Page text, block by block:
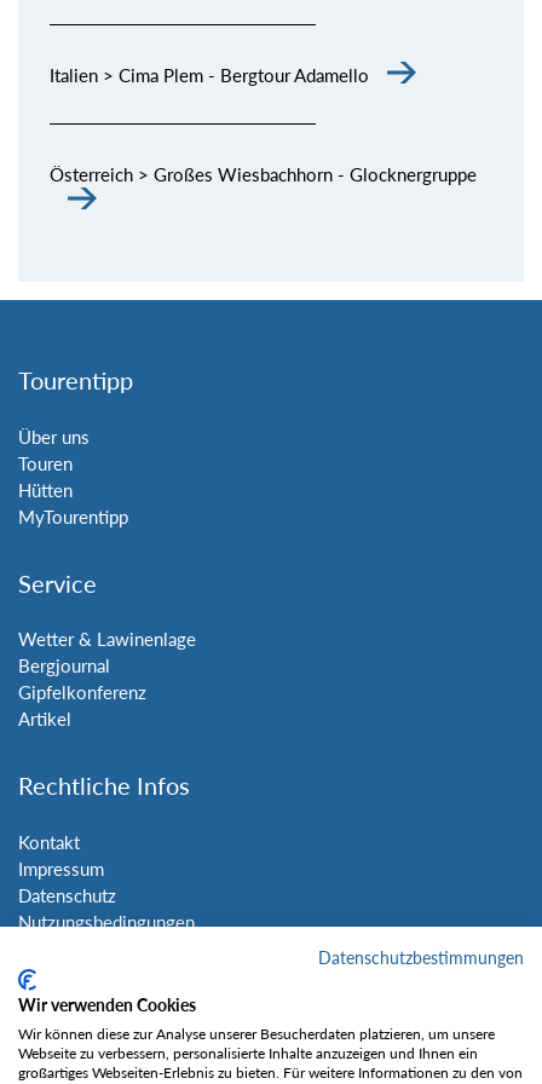
Italien > Cima Plem - Bergtour Adamello
Österreich > Großes Wiesbachhorn - Glocknergruppe
Tourentipp
Über uns
Touren
Hütten
MyTourentipp
Service
Wetter & Lawinenlage
Bergjournal
Gipfelkonferenz
Artikel
Rechtliche Infos
Kontakt
Impressum
Datenschutz
Nutzungsbedingungen
Social Media
Datenschutzbestimmungen
Wir verwenden Cookies
Wir können diese zur Analyse unserer Besucherdaten platzieren, um unsere
Webseite zu verbessern, personalisierte Inhalte anzuzeigen und Ihnen ein
großartiges Webseiten-Erlebnis zu bieten. Für weitere Informationen zu den von